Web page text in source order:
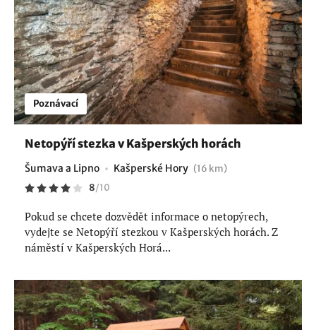
Poznávací
Netopýří stezka v Kašperských horách
Šumava a Lipno Kašperské Hory (16 km)
8/10
Pokud se chcete dozvědět informace o netopýrech,
vydejte se Netopýří stezkou v Kašperských horách. Z
náměstí v Kašperských Horá...